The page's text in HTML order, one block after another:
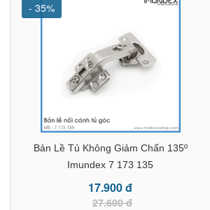
- 35%
Bản Lề Tủ Không Giảm Chấn 135º
Imundex 7 173 135
17.900 đ
27.600 đ